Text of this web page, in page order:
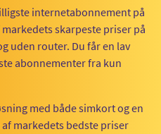
internetabonnement på
skarpeste priser på
uden router. Du får en lav
abonnementer fra kun
med både simkort og en
markedets bedste priser